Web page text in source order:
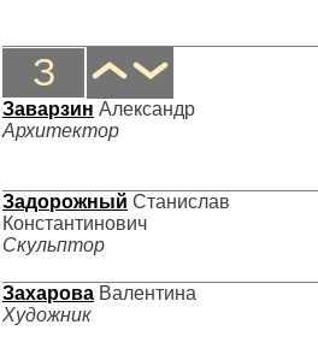
З
Заварзин Александр
Архитектор
Задорожный Станислав
Константинович
Скульптор
Захарова Валентина
Художник